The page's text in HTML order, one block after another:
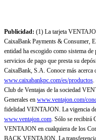
Publicidad: (1) La tarjeta
CaixaBank Payments & Consumer,
entidad ha escogido como sistema
servicios de pago que presta su
CaixaBank, S.A. Conoce más acerca
www.caixabankpc.com/es/productos.
Club de Ventajas de la sociedad
Generales en www.ventajon.com/
fidelidad VENTAJON. La vigencia
www.ventajon.com. Sólo se recibirá
VENTAJON en cualquiera de los
BACK VENTAJON. La